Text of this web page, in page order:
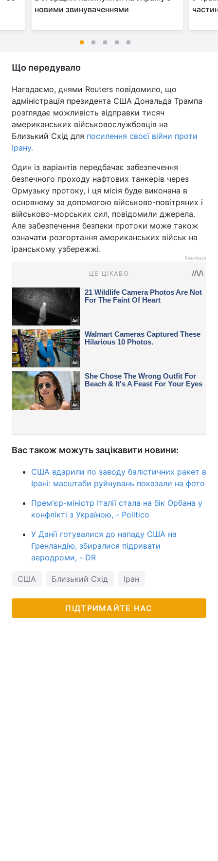
новими звинуваченнями
Що передувало
Нагадаємо, днями Reuters повідомило, що
адміністрація президента США Дональда Трампа
розглядає можливість відправки тисяч
американських військовослужбовців на
Близький Схід для посилення своєї війни проти
Ірану.
Один із варіантів передбачає забезпечення
безпечного проходу нафтових танкерів через
Ормузьку протоку, і ця місія буде виконана в
основному за допомогою військово-повітряних і
військово-морських сил, повідомили джерела.
Але забезпечення безпеки протоки може також
означати розгортання американських військ на
іранському узбережжі.
Реклама
Вас також можуть зацікавити новини:
США вдарили по заводу балістичних ракет в
Ірані: масштаби руйнувань показали на фото
Прем'єр-міністр Італії стала на бік Орбана у
конфлікті з Україною, - Politico
У Данії готувалися до нападу США на
Гренландію, збиралися підривати
аеродроми, - DR
США Близький Схід Іран
ПІДТРИМАЙТЕ НАС